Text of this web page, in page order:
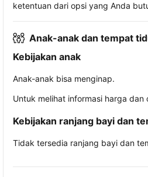
ketentuan dari opsi yang Anda
Anak-anak dan tempat
Kebijakan anak
Anak-anak bisa menginap.
Untuk melihat informasi harga
Kebijakan ranjang bayi dan
Tidak tersedia ranjang bayi dan